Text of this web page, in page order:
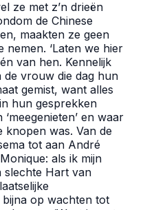
ze met z’n drieën
de Chinese
maakten ze geen
nemen. ‘Laten we hier
van hen. Kennelijk
de vrouw die dag hun
gemist, want alles
hun gesprekken
en waar
knopen was. Van de
tot aan André
als ik mijn
slechte Hart van
op wachten tot